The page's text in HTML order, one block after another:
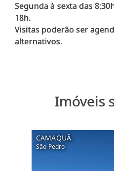
Segunda à sexta das
18h.
Visitas poderão ser
alternativos.
Imóveis
CAMAQUÃ
São Pedro